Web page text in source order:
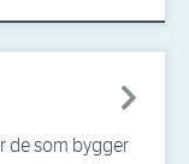
de som bygger